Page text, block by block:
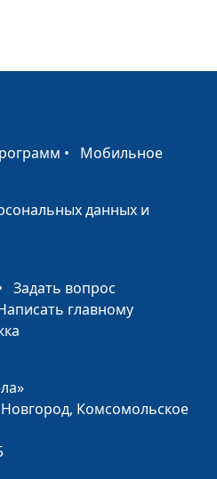
Михаил Полтавец,
священнослужитель
магистр богословия,
священнослужитель
священнослужитель
• Мобильное
данных и
Задать вопрос
главному
Комсомольское